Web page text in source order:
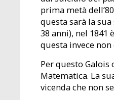
prima metà
questa sarà la
38 anni), nel
questa invece
Per questo
Matematica. La
vicenda che non